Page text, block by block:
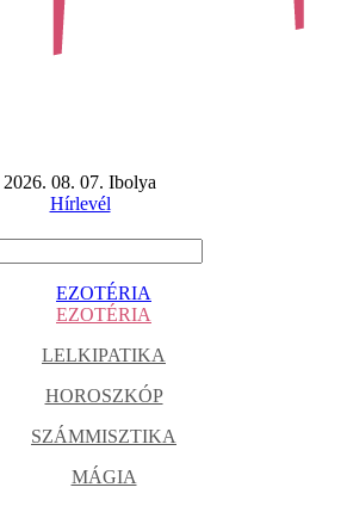
2026. 08. 07. Ibolya
Hírlevél
EZOTÉRIA
EZOTÉRIA
LELKIPATIKA
HOROSZKÓP
SZÁMMISZTIKA
MÁGIA